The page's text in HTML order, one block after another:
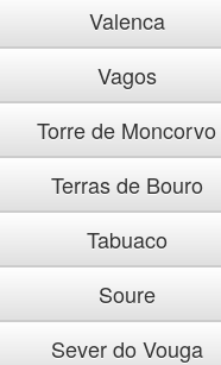
Valenca
Vagos
Torre de Moncorvo
Terras de Bouro
Tabuaco
Soure
Sever do Vouga